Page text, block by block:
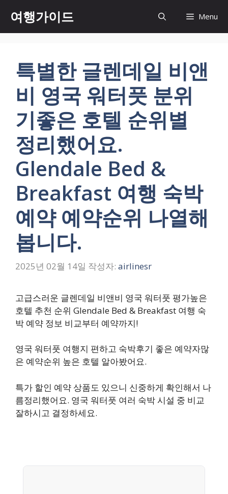
츠
여행가이드 Menu
특별한 글렌데일 비앤
비 영국 워터풋 분위
기좋은 호텔 순위별
정리했어요.
Glendale Bed &
Breakfast 여행 숙박
예약 예약순위 나열해
봅니다.
2025년 02월 14일 작성자: airlinesr
고급스러운 글렌데일 비앤비 영국 워터풋 평가높은
호텔 추천 순위 Glendale Bed & Breakfast 여행 숙
박 예약 정보 비교부터 예약까지!
영국 워터풋 여행지 편하고 숙박후기 좋은 예약자많
은 예약순위 높은 호텔 알아봤어요.
특가 할인 예약 상품도 있으니 신중하게 확인해서 나
름정리했어요. 영국 워터풋 여러 숙박 시설 중 비교
잘하시고 결정하세요.